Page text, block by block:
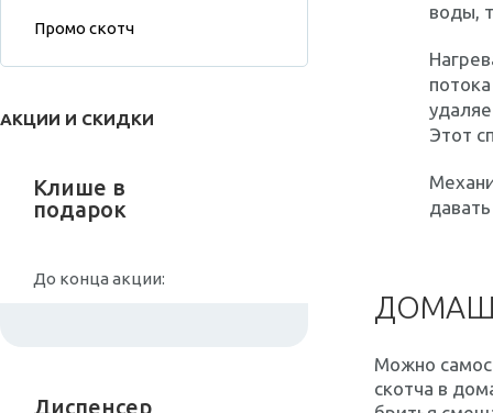
Промо скотч
АКЦИИ И СКИДКИ
Клише в
подарок
До конца акции:
Диспенсер
воды,
Этот
Можно
скотча в